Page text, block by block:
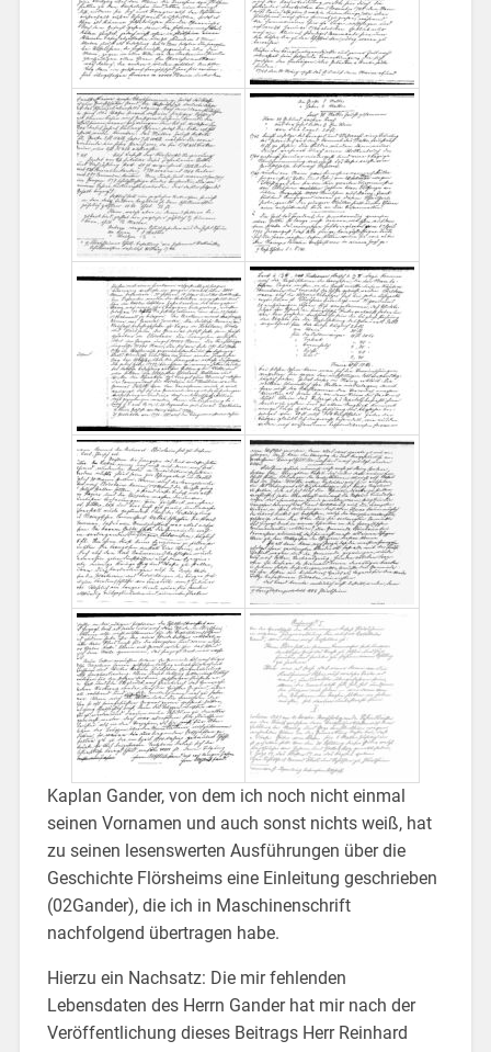
Kaplan Gander, von dem ich noch nicht einmal
seinen Vornamen und auch sonst nichts weiß, hat
zu seinen lesenswerten Ausführungen über die
Geschichte Flörsheims eine Einleitung geschrieben
(02Gander), die ich in Maschinenschrift
nachfolgend übertragen habe.
Hierzu ein Nachsatz: Die mir fehlenden
Lebensdaten des Herrn Gander hat mir nach der
Veröffentlichung dieses Beitrags Herr Reinhard